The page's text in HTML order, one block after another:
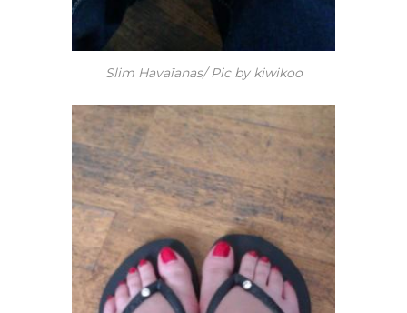
Slim Havaïanas/ Pic by kiwikoo